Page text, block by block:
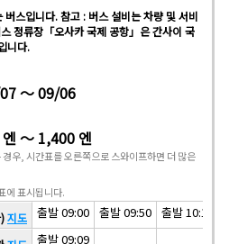
스입니다. 참고 : 버스 설비는 차량 및 서비
정류장「오사카 국제 공항」은 간사이 국
니다.
～ 09/06
～ 1,400 엔
우, 시간표를 오른쪽으로 스와이프하면 더 많은
에 표시됩니다.
지도 출발 09:00 출발 09:50 출발 10:10
출발 09:09